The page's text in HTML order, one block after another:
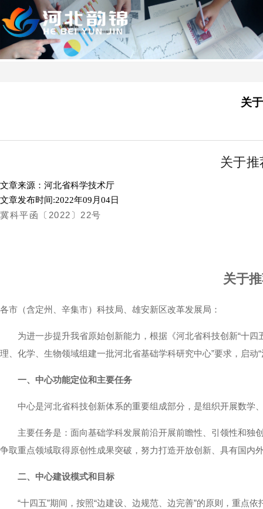
关
关于
文章来源：河北省科学技术厅
文章发布时间:2022年09月04日
冀科平函〔2022〕22号
关于
各市（含定州、辛集市）科技局、雄安新区改革发展局：
为进一步提升我省原始创新能力，根据《河北省科技创新“十四
理、化学、生物领域组建一批河北省基础学科研究中心”要求，启
一、中心功能定位和主要任务
中心是河北省科技创新体系的重要组成部分，是组织开展数学
主要任务是：面向基础学科发展前沿开展前瞻性、引领性和独
争取重点领域取得原创性成果突破，努力打造开放创新、具有国内
二、中心建设模式和目标
“十四五”期间，按照“边建设、边规范、边完善”的原则，重点依